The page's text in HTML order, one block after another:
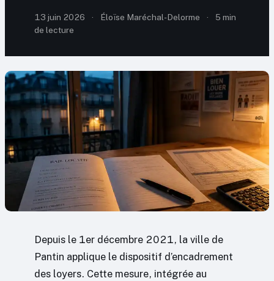
13 juin 2026 · Éloïse Maréchal-Delorme ·
5 min
de lecture
Depuis le 1er décembre 2021, la ville de
Pantin applique le dispositif d’encadrement
des loyers. Cette mesure, intégrée au